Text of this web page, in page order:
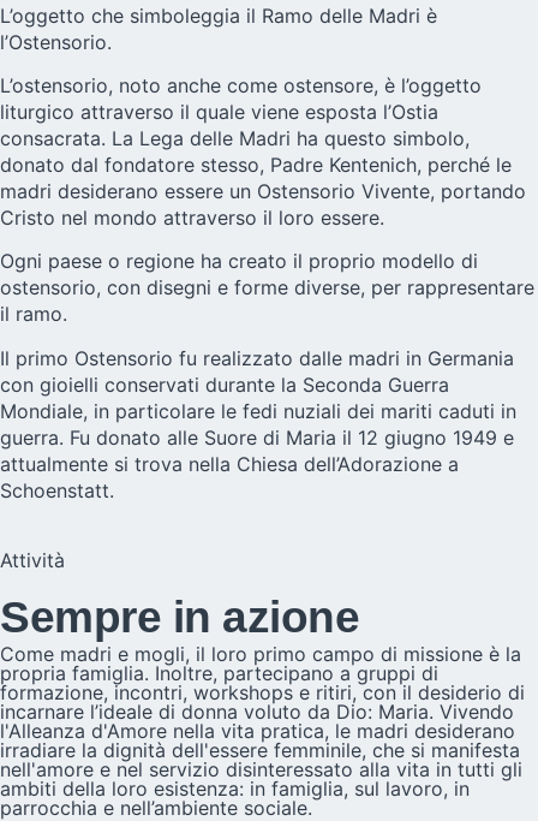
L’oggetto che simboleggia il Ramo delle Madri è
l’Ostensorio.
L’ostensorio, noto anche come ostensore, è l’oggetto
liturgico attraverso il quale viene esposta l’Ostia
consacrata. La Lega delle Madri ha questo simbolo,
donato dal fondatore stesso, Padre Kentenich, perché le
madri desiderano essere un Ostensorio Vivente, portando
Cristo nel mondo attraverso il loro essere.
Ogni paese o regione ha creato il proprio modello di
ostensorio, con disegni e forme diverse, per rappresentare
il ramo.
Il primo Ostensorio fu realizzato dalle madri in Germania
con gioielli conservati durante la Seconda Guerra
Mondiale, in particolare le fedi nuziali dei mariti caduti in
guerra. Fu donato alle Suore di Maria il 12 giugno 1949 e
attualmente si trova nella Chiesa dell’Adorazione a
Schoenstatt.
Attività
Sempre in azione
Come madri e mogli, il loro primo campo di missione è la
propria famiglia. Inoltre, partecipano a gruppi di
formazione, incontri, workshops e ritiri, con il desiderio di
incarnare l’ideale di donna voluto da Dio: Maria. Vivendo
l'Alleanza d'Amore nella vita pratica, le madri desiderano
irradiare la dignità dell'essere femminile, che si manifesta
nell'amore e nel servizio disinteressato alla vita in tutti gli
ambiti della loro esistenza: in famiglia, sul lavoro, in
parrocchia e nell’ambiente sociale.